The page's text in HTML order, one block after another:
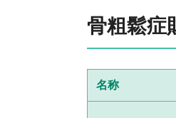
骨粗鬆症
名称